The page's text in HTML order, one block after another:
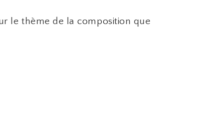
le thème de la composition que